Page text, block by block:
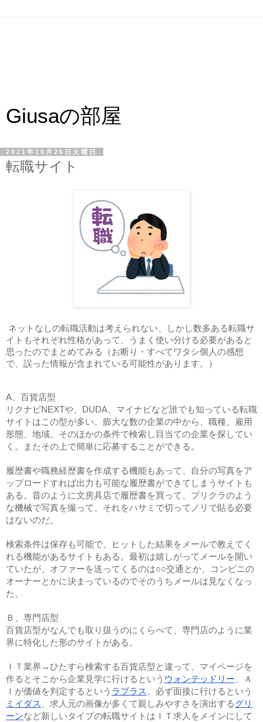
Giusaの部屋
2021年10月26日火曜日
転職サイト
ネットなしの転職活動は考えられない、しかし数多ある転職サ
イトもそれぞれ性格があって、うまく使い分ける必要があると
思ったのでまとめてみる（お断り・すべてワタシ個人の感想
で、誤った情報が含まれている可能性があります。）
A、百貨店型
リクナビNEXTや、DUDA、マイナビなど誰でも知っている転職
サイトはこの型が多い。膨大な数の企業の中から、職種、雇用
形態、地域、そのほかの条件で検索し目当ての企業を探してい
く。またその上で簡単に応募することができる。
履歴書や職務経歴書を作成する機能もあって、自分の写真をア
ップロードすれば出力も可能な履歴書ができてしまうサイトも
ある。昔のように文房具店で履歴書を買って、プリクラのよう
な機械で写真を撮って、それをハサミで切ってノリで貼る必要
はないのだ。
検索条件は保存も可能で、ヒットした結果をメールで教えてく
れる機能があるサイトもある。最初は嬉しがってメールを開い
ていたが、オファーを送ってくるのは○○交通とか、コンビニの
オーナーとかに決まっているのでそのうちメールは見なくなっ
た。
Ｂ、専門店型
百貨店型がなんでも取り扱うのにくらべて、専門店のように業
界に特化した形のサイトがある。
ＩＴ業界→ひたすら検索する百貨店型と違って、マイページを
作るとそこから企業見学に行けるという ウォンテッドリー 、Ａ
Ｉが価値を判定するという ラプラス
、必ず面接に行けるという
ミイダス
、求人元の画像が多くて親しみやすさを演出するグリ
ーンなど新しいタイプの転職サイトはＩＴ求人をメインにして